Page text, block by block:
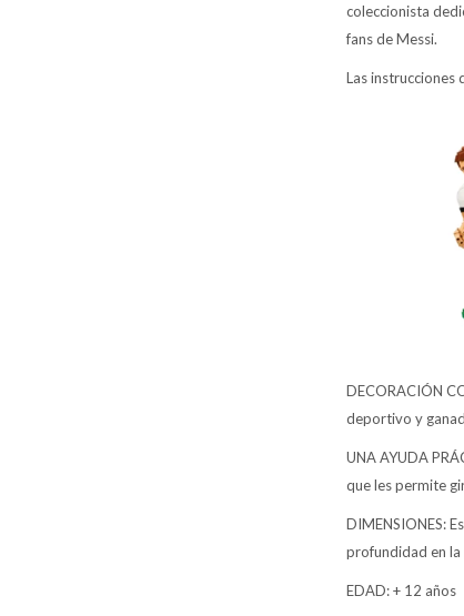
coleccionista
fans de Messi.
Las instrucciones
DECORACIÓN
deportivo y
UNA AYUDA
que les permite
DIMENSIONES:
profundidad en
EDAD: + 12 años